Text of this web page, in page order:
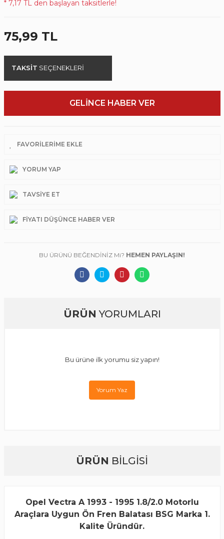
* 7,17 TL den başlayan taksitlerle!
75,99 TL
TAKSİT SEÇENEKLERİ
GELİNCE HABER VER
YORUM YAP
TAVSIYE ET
FIYATI DÜŞÜNCE HABER VER
BU ÜRÜNÜ BEĞENDİNİZ Mi? HEMEN PAYLAŞIN!
ÜRÜN YORUMLARI
Bu ürüne ilk yorumu siz yapın!
Yorum Yaz
ÜRÜN BİLGİSİ
Opel Vectra A 1993 - 1995 1.8/2.0 Motorlu
Araçlara Uygun Ön Fren Balatası BSG Marka 1.
Kalite Üründür.